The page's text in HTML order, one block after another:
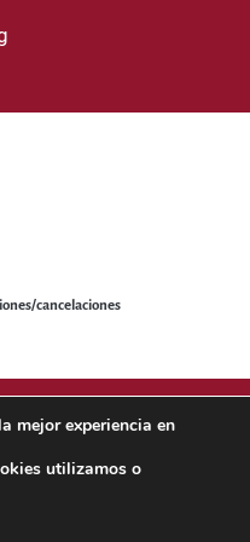
cancelaciones
– Gestión Integral de
mejor experiencia en
utilizamos o